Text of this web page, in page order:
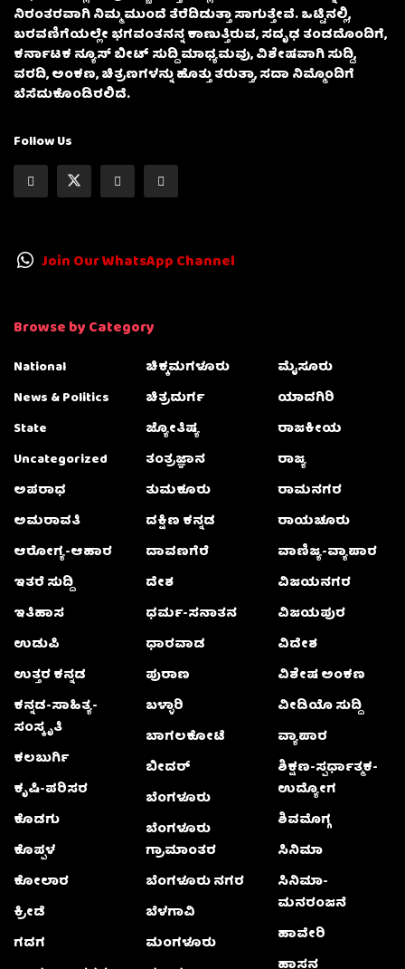
ನಿರಂತರವಾಗಿ ನಿಮ್ಮ ಮುಂದೆ ತೆರೆದಿಡುತ್ತಾ ಸಾಗುತ್ತೇವೆ. ಒಟ್ಟಿನಲ್ಲಿ,
ಬರವಣಿಗೆಯಲ್ಲೇ ಭಗವಂತನನ್ನ ಕಾಣುತ್ತಿರುವ, ಸದೃಢ ತಂಡದೊಂದಿಗೆ,
ಕರ್ನಾಟಕ ನ್ಯೂಸ್ ಬೀಟ್ ಸುದ್ದಿ ಮಾಧ್ಯಮವು, ವಿಶೇಷವಾಗಿ ಸುದ್ದಿ,
ವರದಿ, ಅಂಕಣ, ಚಿತ್ರಣಗಳನ್ನು ಹೊತ್ತು ತರುತ್ತಾ, ಸದಾ ನಿಮ್ಮೊಂದಿಗೆ
ಬೆಸೆದುಕೊಂಡಿರಲಿದೆ.
Follow Us
Join Our WhatsApp Channel
Browse by Category
National
News & Politics
State
Uncategorized
ಅಪರಾಧ
ಅಮರಾವತಿ
ಆರೋಗ್ಯ-ಆಹಾರ
ಇತರೆ ಸುದ್ದಿ
ಇತಿಹಾಸ
ಉಡುಪಿ
ಉತ್ತರ ಕನ್ನಡ
ಕನ್ನಡ-ಸಾಹಿತ್ಯ-
ಸಂಸ್ಕೃತಿ
ಕಲಬುರ್ಗಿ
ಕೃಷಿ-ಪರಿಸರ
ಕೊಡಗು
ಕೊಪ್ಪಳ
ಕೋಲಾರ
ಕ್ರೀಡೆ
ಗದಗ
ಚಿಕ್ಕಮಗಳೂರು
ಚಿತ್ರದುರ್ಗ
ಜ್ಯೋತಿಷ್ಯ
ತಂತ್ರಜ್ಞಾನ
ತುಮಕೂರು
ದಕ್ಷಿಣ ಕನ್ನಡ
ದಾವಣಗೆರೆ
ದೇಶ
ಧರ್ಮ-ಸನಾತನ
ಧಾರವಾಡ
ಪುರಾಣ
ಬಳ್ಳಾರಿ
ಬಾಗಲಕೋಟೆ
ಬೀದರ್
ಬೆಂಗಳೂರು
ಬೆಂಗಳೂರು
ಗ್ರಾಮಾಂತರ
ಬೆಂಗಳೂರು ನಗರ
ಬೆಳಗಾವಿ
ಮಂಗಳೂರು
ಮೈಸೂರು
ಯಾದಗಿರಿ
ರಾಜಕೀಯ
ರಾಜ್ಯ
ರಾಮನಗರ
ರಾಯಚೂರು
ವಾಣಿಜ್ಯ-ವ್ಯಾಪಾರ
ವಿಜಯನಗರ
ವಿಜಯಪುರ
ವಿದೇಶ
ವಿಶೇಷ ಅಂಕಣ
ವೀಡಿಯೊ ಸುದ್ದಿ
ವ್ಯಾಪಾರ
ಶಿಕ್ಷಣ-ಸ್ಪರ್ಧಾತ್ಮಕ-
ಉದ್ಯೋಗ
ಶಿವಮೊಗ್ಗ
ಸಿನಿಮಾ
ಸಿನಿಮಾ-
ಮನರಂಜನೆ
ಹಾವೇರಿ